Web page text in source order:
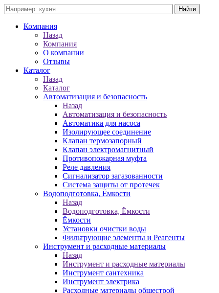
Компания
Назад
Компания
О компании
Отзывы
Каталог
Назад
Каталог
Автоматизация и безопасность
Назад
Автоматизация и безопасность
Автоматика для насоса
Изолирующее соединение
Клапан термозапорный
Клапан электромагнитный
Противопожарная муфта
Реле давления
Сигнализатор загазованности
Система защиты от протечек
Водоподготовка, Ёмкости
Назад
Водоподготовка, Ёмкости
Ёмкости
Установки очистки воды
Фильтрующие элементы и Реагенты
Инструмент и расходные материалы
Назад
Инструмент и расходные материалы
Инструмент сантехника
Инструмент электрика
Расходные материалы общестрой